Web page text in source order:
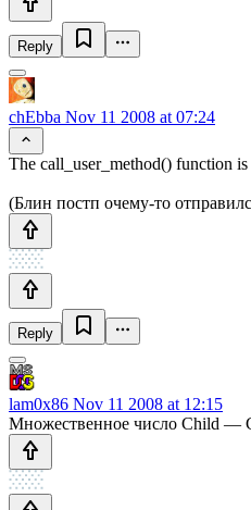
Reply
chEbba Nov 11 2008 at 07:24
The call_user_method() function
(Блин постп очему-то
Reply
lam0x86 Nov 11 2008 at 12:15
Множественное число Child —